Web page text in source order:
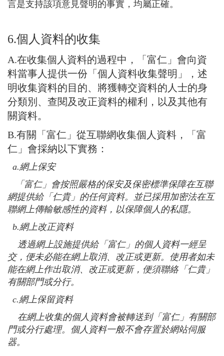
言是支持該項意見聲明的事實，均屬正確。
6.個人資料的收集
A.在收集個人資料的過程中，「富仁」會向資
料當事人提供一份「個人資料收集聲明」，述
明收集資料的目的、將獲轉交資料的人士的身
分類別、查閱及改正資料的權利，以及其他有
關資料。
B.有關「富仁」從互聯網收集個人資料，「富
仁」會採納以下實務：
a.網上保安
「富仁」會按照嚴格的保安及保密標準保障在互聯
網提供給「仁貴」的任何資料。並已採用加密法在互
聯網上傳輸敏感性的資料，以保障個人的私隱。
b.網上改正資料
透過網上設施提供給「富仁」的個人資料一經呈
交，便未必能在網上取消、改正或更新。使用者如未
能在網上作出取消、改正或更新，便須聯絡「仁貴」
有關部門或分行。
c.網上保留資料
在網上收集的個人資料會被轉送到「富仁」有關部
門或分行處理。個人資料一般不會存置於網站伺服
器。